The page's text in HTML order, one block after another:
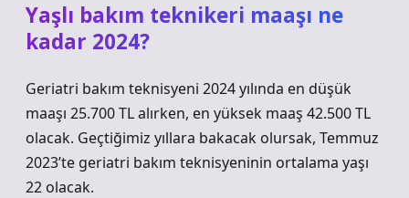
Yaşlı bakım teknikeri maaşı ne
kadar 2024?
Geriatri bakım teknisyeni 2024 yılında en düşük
maaşı 25.700 TL alırken, en yüksek maaş 42.500 TL
olacak. Geçtiğimiz yıllara bakacak olursak, Temmuz
2023’te geriatri bakım teknisyeninin ortalama yaşı
22 olacak.